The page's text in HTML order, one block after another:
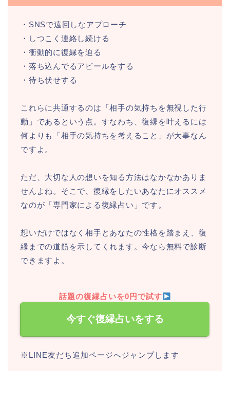
・SNSで遠回しなアプローチ
・しつこく連絡し続ける
・衝動的に復縁を迫る
・落ち込んでるアピールをする
・待ち伏せする
これらに共通するのは「相手の気持ちを無視した行
動」であるという点。すなわち、復縁を叶えるには
何よりも「相手の気持ちを考えること」が大事なん
ですよ。
ただ、大切な人の想いを知る方法はなかなかありま
せんよね。そこで、復縁をしたいあなたにオススメ
なのが「専門家による復縁占い」です。
想いだけではなく相手とあなたの性格を踏まえ、復
縁までの道筋を示してくれます。今なら無料で診断
できますよ。
話題の復縁占いを0円で試す
今すぐ復縁占いをする
※LINE友だち追加ページへジャンプします